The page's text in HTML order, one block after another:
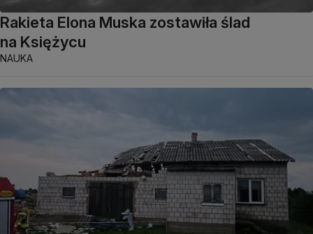
Rakieta Elona Muska zostawiła ślad
na Księżycu
NAUKA